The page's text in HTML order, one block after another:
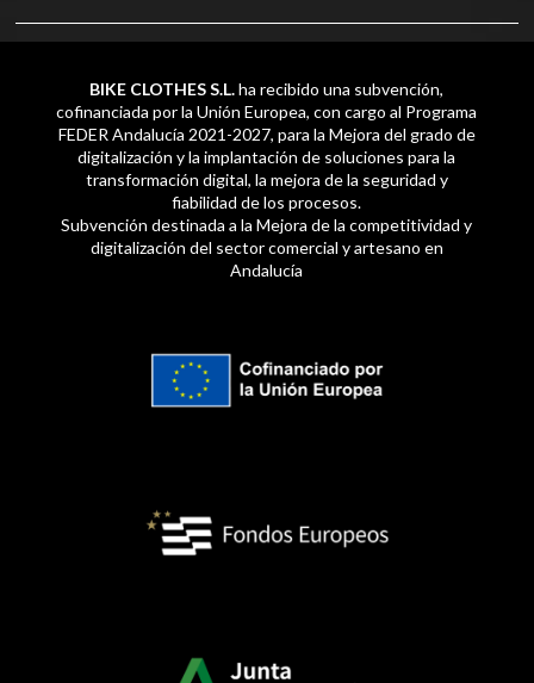
BIKE CLOTHES S.L.ha recibido una subvención,
cofinanciada por la Unión Europea, con cargo al Programa
FEDER Andalucía 2021-2027, para la Mejora del grado de
digitalización y la implantación de soluciones para la
transformación digital, la mejora de la seguridad y
fiabilidad de los procesos.
Subvención destinada a la Mejora de la competitividad y
digitalización del sector comercial y artesano en
Andalucía